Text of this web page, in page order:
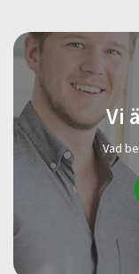
Vi
Vad